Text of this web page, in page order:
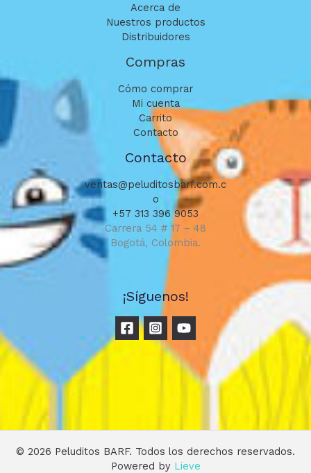
Acerca de
Nuestros productos
Distribuidores
Compras
Cómo comprar
Mi cuenta
Carrito
Contacto
Contacto
ventas@peluditosbarf.com.c
o
+57 313 396 9053
Carrera 54 # 17 – 48
Bogotá, Colombia.
¡Síguenos!
© 2026 Peluditos BARF. Todos los derechos reservados.
Powered by Lieve